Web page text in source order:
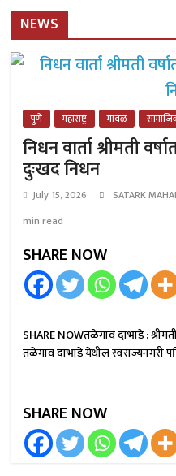
NEWS
पुणे महाराष्ट्र मावळ
निधन वार्ता श्रीमती
दुःखद निधन
July 15, 2026 SATARK
min read
SHARE NOW
SHARE NOWतळेगाव दाभाडे :
तळेगाव दाभाडे येथील स्वराज्यनगरी
SHARE NOW